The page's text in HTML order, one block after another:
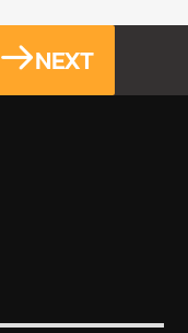
NEXT